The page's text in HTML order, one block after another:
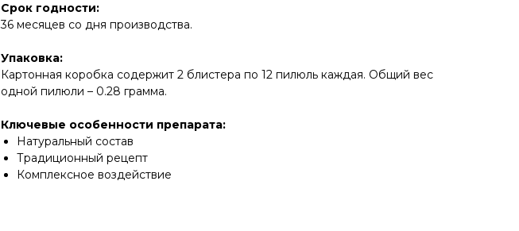
Срок годности:
36 месяцев со дня производства.
Упаковка:
Картонная коробка содержит 2 блистера по 12 пилюль каждая. Общий вес
одной пилюли – 0.28 грамма.
Ключевые особенности препарата:
Натуральный состав
Традиционный рецепт
Комплексное воздействие